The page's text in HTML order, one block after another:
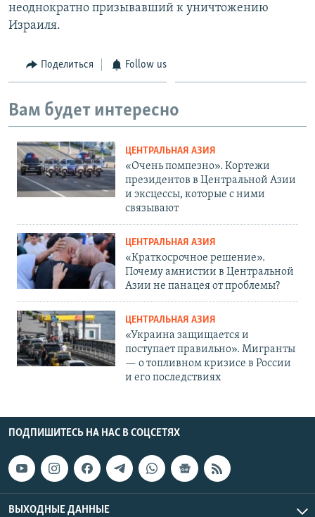
неоднократно призывавший к уничтожению
Израиля.
Поделиться Follow us
Вам будет интересно
ЦЕНТРАЛЬНАЯ АЗИЯ
«Очень помпезно». Кортежи
президентов в Центральной Азии
и эксцессы, которые с ними
связывают
ЦЕНТРАЛЬНАЯ АЗИЯ
«Краткосрочное решение».
Почему амнистии в Центральной
Азии не панацея от проблемы?
ЦЕНТРАЛЬНАЯ АЗИЯ
«Украина защищается и
поступает правильно». Мигранты
— о топливном кризисе в России
и его последствиях
ПОДПИШИТЕСЬ НА НАС В СОЦСЕТЯХ
ВЫХОДНЫЕ ДАННЫЕ